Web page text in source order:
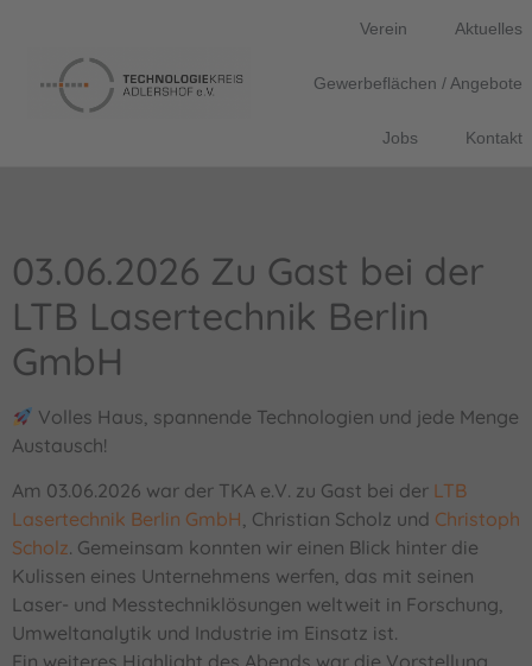
Verein Aktuelles
Gewerbeflächen / Angebote
Jobs Kontakt
03.06.2026 Zu Gast bei der
LTB Lasertechnik Berlin
GmbH
Volles Haus, spannende Technologien und jede Menge
Austausch!
Am 03.06.2026 war der TKA e.V. zu Gast bei der LTB
Lasertechnik Berlin GmbH, Christian Scholz und Christoph
Scholz. Gemeinsam konnten wir einen Blick hinter die
Kulissen eines Unternehmens werfen, das mit seinen
Laser- und Messtechniklösungen weltweit in Forschung,
Umweltanalytik und Industrie im Einsatz ist.